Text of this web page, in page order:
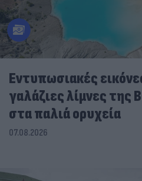
Εντυπωσιακές
γαλάζιες λίμνες της
στα παλιά ορυχεία
07.08.2026